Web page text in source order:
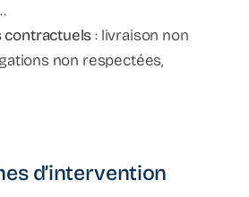
contractuels: livraison non
non respectées,
d’intervention